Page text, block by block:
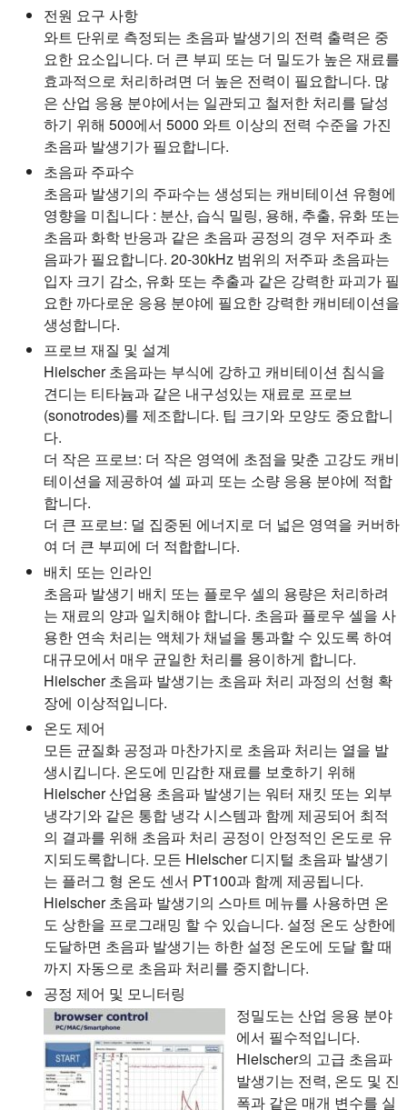
전원 요구 사항
와트 단위로 측정되는 초음파 발생기의 전력 출력은 중
요한 요소입니다. 더 큰 부피 또는 더 밀도가 높은 재료를
효과적으로 처리하려면 더 높은 전력이 필요합니다. 많
은 산업 응용 분야에서는 일관되고 철저한 처리를 달성
하기 위해 500에서 5000 와트 이상의 전력 수준을 가진
초음파 발생기가 필요합니다.
초음파 주파수
초음파 발생기의 주파수는 생성되는 캐비테이션 유형에
영향을 미칩니다 : 분산, 습식 밀링, 용해, 추출, 유화 또는
초음파 화학 반응과 같은 초음파 공정의 경우 저주파 초
음파가 필요합니다. 20-30kHz 범위의 저주파 초음파는
입자 크기 감소, 유화 또는 추출과 같은 강력한 파괴가 필
요한 까다로운 응용 분야에 필요한 강력한 캐비테이션을
생성합니다.
프로브 재질 및 설계
Hielscher 초음파는 부식에 강하고 캐비테이션 침식을
견디는 티타늄과 같은 내구성있는 재료로 프로브
(sonotrodes)를 제조합니다. 팁 크기와 모양도 중요합니
다.
더 작은 프로브: 더 작은 영역에 초점을 맞춘 고강도 캐비
테이션을 제공하여 셀 파괴 또는 소량 응용 분야에 적합
합니다.
더 큰 프로브: 덜 집중된 에너지로 더 넓은 영역을 커버하
여 더 큰 부피에 더 적합합니다.
배치 또는 인라인
초음파 발생기 배치 또는 플로우 셀의 용량은 처리하려
는 재료의 양과 일치해야 합니다. 초음파 플로우 셀을 사
용한 연속 처리는 액체가 채널을 통과할 수 있도록 하여
대규모에서 매우 균일한 처리를 용이하게 합니다.
Hielscher 초음파 발생기는 초음파 처리 과정의 선형 확
장에 이상적입니다.
온도 제어
모든 균질화 공정과 마찬가지로 초음파 처리는 열을 발
생시킵니다. 온도에 민감한 재료를 보호하기 위해
Hielscher 산업용 초음파 발생기는 워터 재킷 또는 외부
냉각기와 같은 통합 냉각 시스템과 함께 제공되어 최적
의 결과를 위해 초음파 처리 공정이 안정적인 온도로 유
지되도록합니다. 모든 Hielscher 디지털 초음파 발생기
는 플러그 형 온도 센서 PT100과 함께 제공됩니다.
Hielscher 초음파 발생기의 스마트 메뉴를 사용하면 온
도 상한을 프로그래밍 할 수 있습니다. 설정 온도 상한에
도달하면 초음파 발생기는 하한 설정 온도에 도달 할 때
까지 자동으로 초음파 처리를 중지합니다.
공정 제어 및 모니터링
정밀도는 산업 응용 분야
에서 필수적입니다.
Hielscher의 고급 초음파
발생기는 전력, 온도 및 진
폭과 같은 매개 변수를 실